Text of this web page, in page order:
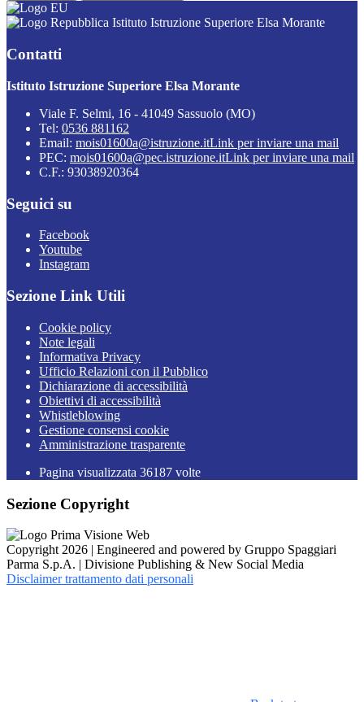
Istituto Istruzione Superiore Elsa Morante
Contatti
Istituto Istruzione Superiore Elsa Morante
Viale F. Selmi, 16 - 41049 Sassuolo (MO)
Tel: 0536 881162
Email: mois01600a@istruzione.itLink per inviare una mail
PEC: mois01600a@pec.istruzione.itLink per inviare una mail
C.F.: 93038920364
Seguici su
Facebook
Youtube
Instagram
Sezione Link Utili
Cookie policy
Note legali
Informativa Privacy
Ufficio Relazioni con il Pubblico
Dichiarazione di accessibilità
Obiettivi di accessibilità
Whistleblowing
Gestione consensi cookie
Amministrazione trasparente
Pagina visualizzata 36187 volte
Sezione Copyright
Copyright 2026 | Engineered and powered by Gruppo Spaggiari
Parma S.p.A. | Divisione Publishing & New Social Media
Disclaimer trattamento dati personali